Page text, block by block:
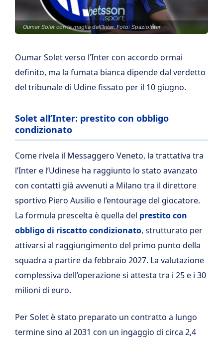
Oumar Solet con la maglia dell'Inter. Foto: SpazioInter
Oumar Solet verso l’Inter con accordo ormai
definito, ma la fumata bianca dipende dal verdetto
del tribunale di Udine fissato per il 10 giugno.
Solet all’Inter: prestito con obbligo
condizionato
Come rivela il Messaggero Veneto, la trattativa tra
l’Inter e l’Udinese ha raggiunto lo stato avanzato
con contatti già avvenuti a Milano tra il direttore
sportivo Piero Ausilio e l’entourage del giocatore.
La formula prescelta è quella del prestito con
obbligo di riscatto condizionato, strutturato per
attivarsi al raggiungimento del primo punto della
squadra a partire da febbraio 2027. La valutazione
complessiva dell’operazione si attesta tra i 25 e i 30
milioni di euro.
Per Solet è stato preparato un contratto a lungo
termine sino al 2031 con un ingaggio di circa 2,4